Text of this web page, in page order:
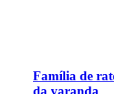
Família de
da varanda